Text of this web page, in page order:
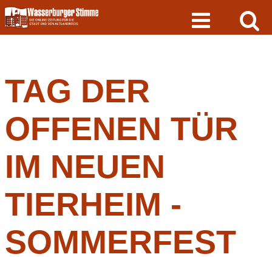
Skip
to
content
TAG DER
OFFENEN TÜR
IM NEUEN
TIERHEIM -
SOMMERFEST